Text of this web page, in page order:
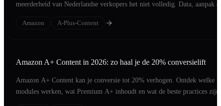
meerderheid van Nederlandse verkopers het niet volledig. Data, aanpak
Amazon
A-Plus-Content
Amazon A+ Content in 2026: zo haal je de 20% conversielift
Amazon A+ Content kan je conversie tot 20% verhogen. Ontdek welke
modules werken, wat Premium A+ inhoudt en wat de beste practices